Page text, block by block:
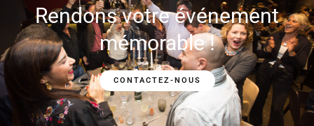
Rendons votre événement
mémorable !
CONTACTEZ-NOUS